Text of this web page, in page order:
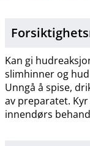
Kan gi
slimhinner og
Unngå å spise,
av preparatet.
innendørs